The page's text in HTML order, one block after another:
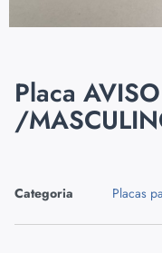
Placa
/
Categoria Placas